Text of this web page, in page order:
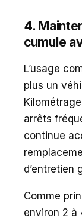
4.
cumule
L’usage
plus un
arrêts
continue
d’entretien
Comme
environ 2 à